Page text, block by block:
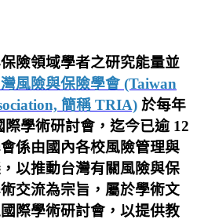
險領域學者之研究能量並
風險與保險學會 (Taiwan
簡稱 TRIA) 於每年
學術研討會，迄今已逾 12
係由國內各校風險管理與
以推動台灣有關風險與保
交流為宗旨，屬於學術文
際學術研討會，以提供教